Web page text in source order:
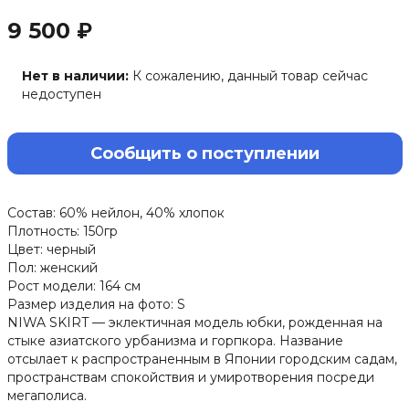
9 500 ₽
Нет в наличии: К сожалению, данный товар сейчас
недоступен
Сообщить о поступлении
Состав: 60% нейлон, 40% хлопок
Плотность: 150гр
Цвет: черный
Пол: женский
Рост модели: 164 см
Размер изделия на фото: S
NIWA SKIRT — эклектичная модель юбки, рожденная на
стыке азиатского урбанизма и горпкора. Название
отсылает к распространенным в Японии городским садам,
пространствам спокойствия и умиротворения посреди
мегаполиса.